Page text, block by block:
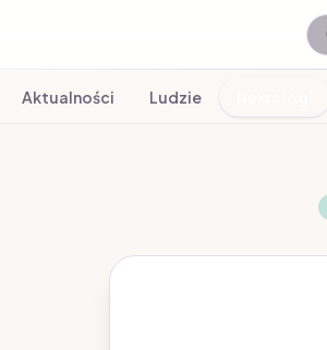
Aktualności Ludzie